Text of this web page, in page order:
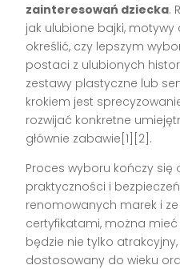
zainteresowań dziecka.
jak ulubione bajki,
określić, czy lepszym
postaci z ulubionych
zestawy plastyczne lub
krokiem jest
rozwijać konkretne
głównie zabawie [1][2] .
Proces wyboru kończy
praktyczności i
renomowanych marek i
certyfikatami, można
będzie nie tylko atrakcyjny,
dostosowany do wieku